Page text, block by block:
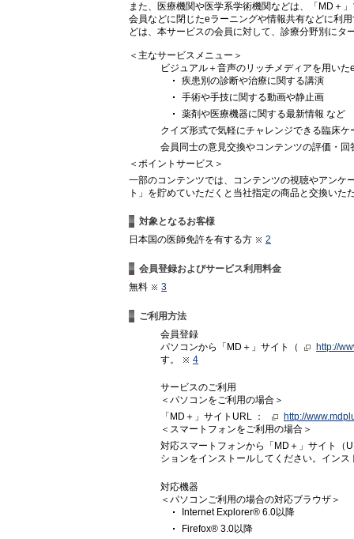
また、医療機関や医学系学術機関などは、「MD＋
会員などに閉じたeラーニングや情報共有などに利
どは、本サービスの会員に対して、診療分野別にタ
＜主なサービスメニュー＞
ビジュアル＋音声のリッチメディアを用い
疾患別の診断や治療に関する講演
手術や手技に関する動画や静止画
薬剤や医療機器に関する最新情報 など
クイズ形式で気軽にチャレンジできる臨床ケ
会員同士の意見交換やコンテンツの評価・
＜ポイントサービス＞
一部のコンテンツでは、コンテンツの視聴やアンケ
ト」を貯めていただくと当社指定の商品と交換いた
対象となるお客様
日本国の医師免許を有する方
2
会員登録およびサービス利用料金
無料
3
ご利用方法
会員登録
パソコンから「MD＋」サイト（
http://
す。
4
サービスのご利用
＜パソコンをご利用の場合＞
「MD＋」サイトURL ：
http://
＜スマートフォンをご利用の場合＞
対応スマートフォンから「MD＋」サイト（
ションをインストールしてください。イン
対応機器
＜パソコンご利用の場合の対応ブラウザ＞
Internet Explorer® 6.0以降
Firefox® 3.0以降